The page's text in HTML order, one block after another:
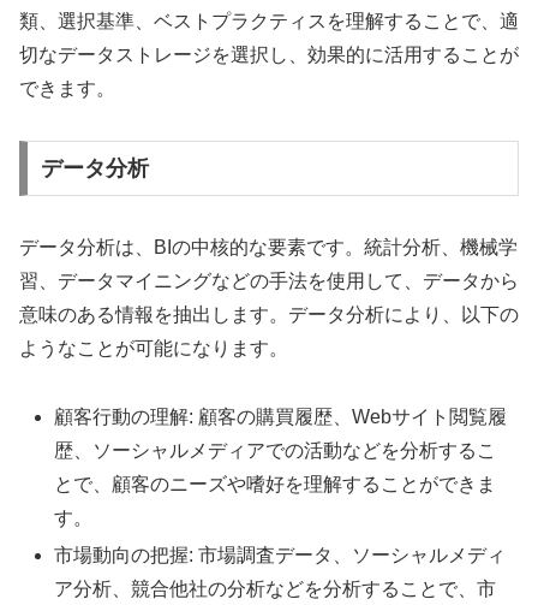
類、選択基準、ベストプラクティスを理解することで、適
切なデータストレージを選択し、効果的に活用することが
できます。
データ分析
データ分析は、BIの中核的な要素です。統計分析、機械学
習、データマイニングなどの手法を使用して、データから
意味のある情報を抽出します。データ分析により、以下の
ようなことが可能になります。
顧客行動の理解: 顧客の購買履歴、Webサイト閲覧履
歴、ソーシャルメディアでの活動などを分析するこ
とで、顧客のニーズや嗜好を理解することができま
す。
市場動向の把握: 市場調査データ、ソーシャルメディ
ア分析、競合他社の分析などを分析することで、市